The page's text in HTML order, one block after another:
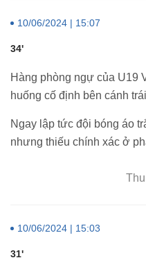
10/06/2024 | 15:07
34'
Hàng phòng ngự của U19
huống cố định bên cánh
Ngay lập tức đội bóng áo
nhưng thiếu chính xác ở
10/06/2024 | 15:03
31'